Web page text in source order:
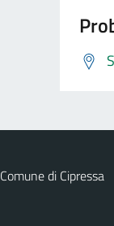
Comune di Cipressa